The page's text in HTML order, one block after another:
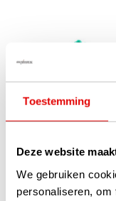
Toestemming
Deze website
We gebruiken
personaliseren,
Lakeballs